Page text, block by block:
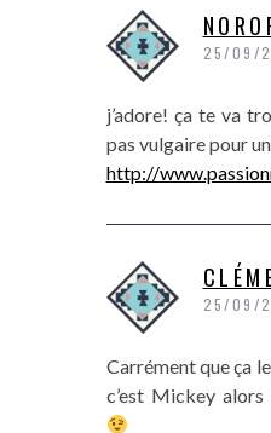
25/09/
j’adore! ça te va
pas vulgaire pour
http://
25/09/
Carrément que ça
c’est Mickey alors